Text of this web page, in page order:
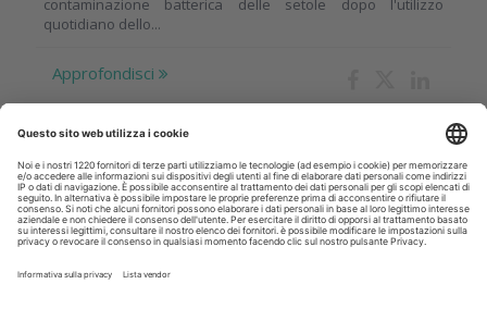
contaminazione batterica delle setole dopo l'utilizzo
quotidiano dello...
Approfondisci
AZIENDE 29 Luglio 2026
L’ imaging 3D nella pratica clinica
L’esperienza del prof. Marco Martignoni con le soluzioni di
l’esecuzione dell’esame, riducendo la complessità...